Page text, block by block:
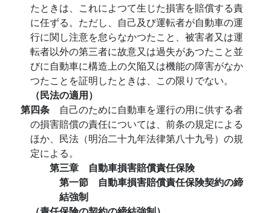
たときは、これによつて生じた損害を賠償する責
に任ずる。ただし、自己及び運転者が自動車の運
行に関し注意を怠らなかつたこと、被害者又は運
転者以外の第三者に故意又は過失があつたこと並
びに自動車に構造上の欠陥又は機能の障害がなか
つたことを証明したときは、この限りでない。
（民法の適用）
第四条 自己のために自動車を運行の用に供する者
の損害賠償の責任については、前条の規定による
ほか、民法（明治二十九年法律第八十九号）の規
定による。
第三章 自動車損害賠償責任保険
第一節 自動車損害賠償責任保険契約の締
結強制